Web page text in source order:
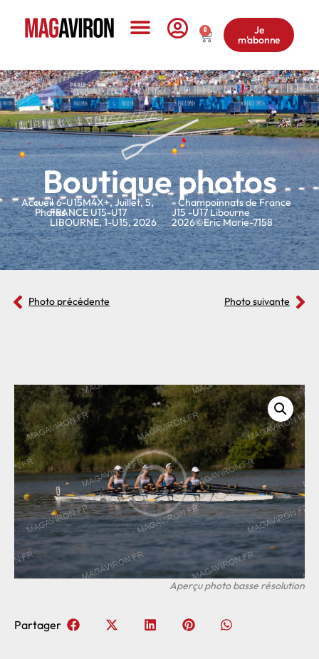
0 Je
m'abonne
Boutique photos
Accueil
»
Photos
»6-U15M4X+,Juillet,5,
FRANCE U15-U17
LIBOURNE,1-U15,2026
» Champoinnats de France
J15 -U17 Libourne
2026©Eric Marie-7158
Photo précédente Photo suivante
Partager